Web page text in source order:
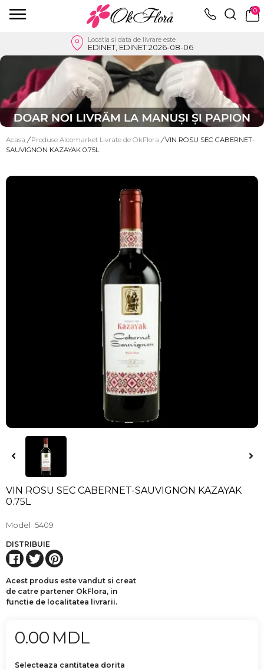
0
Locatia si data de livrare este
EDINET, EDINET 2026-08-06
Acasa / Produse Alcomarket Livrate de OkFlora / VIN ROSU SEC CABERNET-
SAUVIGNON KAZAYAK 0.75L
VIN ROSU SEC CABERNET-SAUVIGNON KAZAYAK
0.75L
Model 5409
DISTRIBUIE
Acest produs este vandut si creat
de catre partener OkFlora, in
functie de localitatea livrarii.
0.00 MDL
Selecteaza cantitatea dorita